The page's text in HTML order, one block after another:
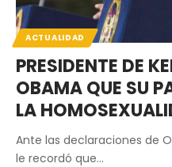
ACTUALIDAD
PRESIDENTE DE
OBAMA QUE SU
LA
Ante las declaraciones de
le recordó que…